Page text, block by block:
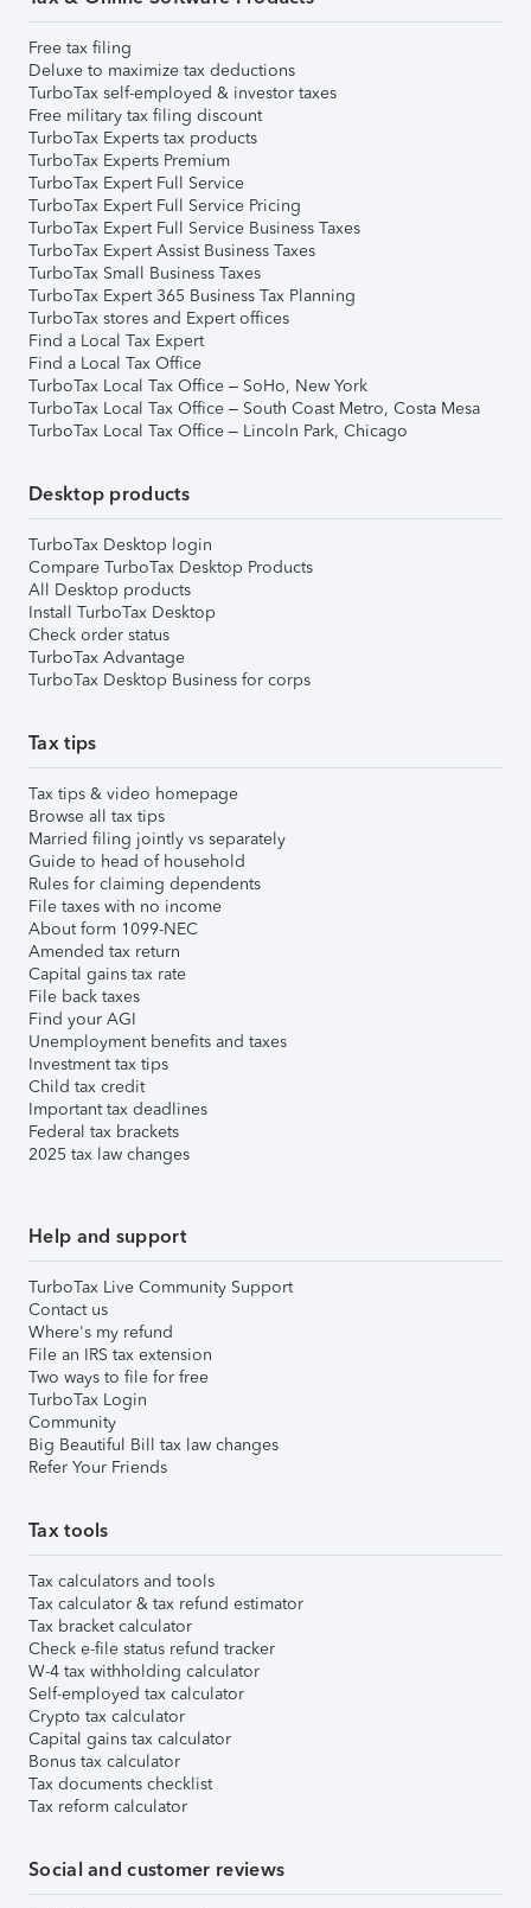
Free tax filing
Deluxe to maximize tax deductions
TurboTax self-employed & investor taxes
Free military tax filing discount
TurboTax Experts tax products
TurboTax Experts Premium
TurboTax Expert Full Service
TurboTax Expert Full Service Pricing
TurboTax Expert Full Service Business Taxes
TurboTax Expert Assist Business Taxes
TurboTax Small Business Taxes
TurboTax Expert 365 Business Tax Planning
TurboTax stores and Expert offices
Find a Local Tax Expert
Find a Local Tax Office
TurboTax Local Tax Office – SoHo, New York
TurboTax Local Tax Office – South Coast Metro, Costa Mesa
TurboTax Local Tax Office – Lincoln Park, Chicago
Desktop products
TurboTax Desktop login
Compare TurboTax Desktop Products
All Desktop products
Install TurboTax Desktop
Check order status
TurboTax Advantage
TurboTax Desktop Business for corps
Tax tips
Tax tips & video homepage
Browse all tax tips
Married filing jointly vs separately
Guide to head of household
Rules for claiming dependents
File taxes with no income
About form 1099-NEC
Amended tax return
Capital gains tax rate
File back taxes
Find your AGI
Unemployment benefits and taxes
Investment tax tips
Child tax credit
Important tax deadlines
Federal tax brackets
2025 tax law changes
Help and support
TurboTax Live Community Support
Contact us
Where's my refund
File an IRS tax extension
Two ways to file for free
TurboTax Login
Community
Big Beautiful Bill tax law changes
Refer Your Friends
Tax tools
Tax calculators and tools
Tax calculator & tax refund estimator
Tax bracket calculator
Check e-file status refund tracker
W-4 tax withholding calculator
Self-employed tax calculator
Crypto tax calculator
Capital gains tax calculator
Bonus tax calculator
Tax documents checklist
Tax reform calculator
Social and customer reviews